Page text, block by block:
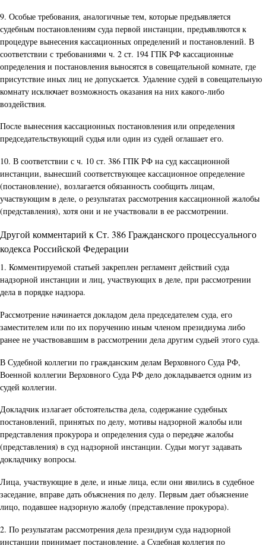
9. Особые требования, аналогичные тем, которые предъявляется
судебным постановлениям суда первой инстанции, предъявляются к
процедуре вынесения кассационных определений и постановлений. В
соответствии с требованиями ч. 2 ст. 194 ГПК РФ кассационные
определения и постановления выносятся в совещательной комнате, где
присутствие иных лиц не допускается. Удаление судей в совещательную
комнату исключает возможность оказания на них какого-либо
воздействия.
После вынесения кассационных постановления или определения
председательствующий судья или один из судей оглашает его.
10. В соответствии с ч. 10 ст. 386 ГПК РФ на суд кассационной
инстанции, вынесший соответствующее кассационное определение
(постановление), возлагается обязанность сообщить лицам,
участвующим в деле, о результатах рассмотрения кассационной жалобы
(представления), хотя они и не участвовали в ее рассмотрении.
Другой комментарий к Ст. 386 Гражданского процессуального
кодекса Российской Федерации
1. Комментируемой статьей закреплен регламент действий суда
надзорной инстанции и лиц, участвующих в деле, при рассмотрении
дела в порядке надзора.
Рассмотрение начинается докладом дела председателем суда, его
заместителем или по их поручению иным членом президиума либо
ранее не участвовавшим в рассмотрении дела другим судьей этого суда.
В Судебной коллегии по гражданским делам Верховного Суда РФ,
Военной коллегии Верховного Суда РФ дело докладывается одним из
судей коллегии.
Докладчик излагает обстоятельства дела, содержание судебных
постановлений, принятых по делу, мотивы надзорной жалобы или
представления прокурора и определения суда о передаче жалобы
(представления) в суд надзорной инстанции. Судьи могут задавать
докладчику вопросы.
Лица, участвующие в деле, и иные лица, если они явились в судебное
заседание, вправе дать объяснения по делу. Первым дает объяснение
лицо, подавшее надзорную жалобу (представление прокурора).
2. По результатам рассмотрения дела президиум суда надзорной
инстанции принимает постановление, а Судебная коллегия по